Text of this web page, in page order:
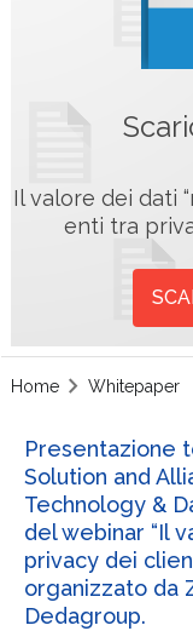
Il valore dei dati
enti tra
Home Whitepaper
Presentazione
Solution and
Technology &
del webinar “Il
privacy dei
organizzato da
Dedagroup.